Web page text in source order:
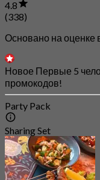
4.8
(338)
Основано на оценке
Новое Первые 5
промокодов!
Party Pack
Sharing Set